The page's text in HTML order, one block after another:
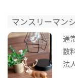
マンスリーマン
通
数
法